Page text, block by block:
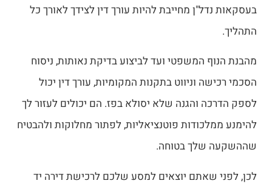
בעסקאות נדל"ן מחייבת להיות עורך דין לצידך לאורך כל
התהליך.
מהבנת הנוף המשפטי ועד לביצוע בדיקת נאותות, ניסוח
הסכמי רכישה וניווט בתקנות המקומיות, עורך דין יכול
לספק הדרכה והגנה שלא יסולא בפז. הם יכולים לעזור לך
להימנע ממלכודות פוטנציאליות, לפתור מחלוקות ולהבטיח
שההשקעה שלך בטוחה.
לכן, לפני שאתם יוצאים למסע שלכם לרכישת דירה יד